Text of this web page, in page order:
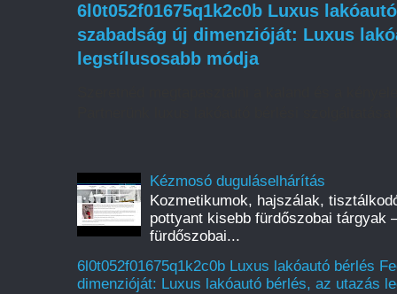
6l0t052f01675q1k2c0b Luxus
szabadság új dimenzióját: Luxus
legstílusosabb módja
Kézmosó duguláselhárítás
Kozmetikumok, hajszálak,
pottyant kisebb fürdőszobai tárgyak
fürdőszobai...
6l0t052f01675q1k2c0b Luxus lakóautó bérlés
dimenzióját: Luxus lakóautó bérlés, az utazás